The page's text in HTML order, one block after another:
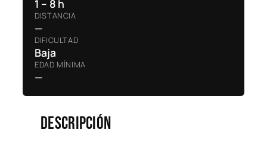
1 – 8 h
DISTANCIA
—
DIFICULTAD
Baja
EDAD MÍNIMA
—
Descripción